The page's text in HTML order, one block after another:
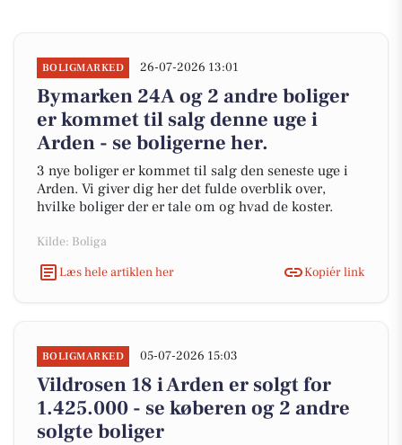
BOLIGMARKED 26-07-2026 13:01
Bymarken 24A og 2 andre boliger
er kommet til salg denne uge i
Arden - se boligerne her.
3 nye boliger er kommet til salg den seneste uge i
Arden. Vi giver dig her det fulde overblik over,
hvilke boliger der er tale om og hvad de koster.
Kilde: Boliga
Læs hele artiklen her
Kopiér link
BOLIGMARKED 05-07-2026 15:03
Vildrosen 18 i Arden er solgt for
1.425.000 - se køberen og 2 andre
solgte boliger